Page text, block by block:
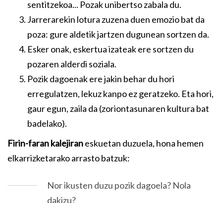
sentitzekoa... Pozak unibertso zabala du.
Jarrerarekin lotura zuzena duen emozio bat da
poza: gure aldetik jartzen dugunean sortzen da.
Esker onak, eskertua izateak ere sortzen du
pozaren alderdi soziala.
Pozik dagoenak ere jakin behar du hori
erregulatzen, lekuz kanpo ez geratzeko. Eta hori,
gaur egun, zaila da (zoriontasunaren kultura bat
badelako).
Firin-faran kalejiraneskuetan duzuela, hona hemen
elkarrizketarako arrasto batzuk:
Nor ikusten duzu pozik dagoela? Nola
dakizu?